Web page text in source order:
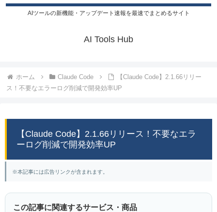
AIツールの新機能・アップデート速報を最速でまとめるサイト
AI Tools Hub
ホーム Claude Code
【Claude Code】2.1.66リリー
ス！不要なエラーログ削減で開発効率UP
【Claude Code】2.1.66リリース！不要なエラ
ーログ削減で開発効率UP
※本記事には広告リンクが含まれます。
この記事に関連するサービス・商品